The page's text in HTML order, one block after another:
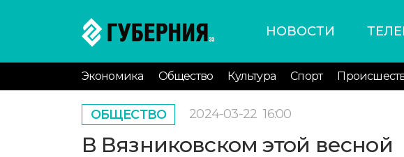
НОВОСТИ
Экономика Общество Культура Спорт
ОБЩЕСТВО 2024-03-22 16:00
В Вязниковском этой весной